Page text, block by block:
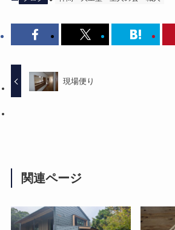
現場便り
関連ページ